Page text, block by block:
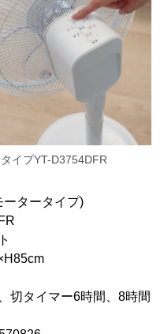
イプYT-D3754DFR
ータータイプ)
イマー6時間、8時間